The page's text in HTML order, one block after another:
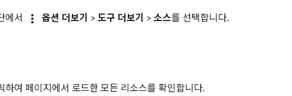
에서 more_vert 옵션 더보기 > 도구 더보기 > 소스를 선택합니다.
하여 페이지에서 로드한 모든 리소스를 확인합니다.